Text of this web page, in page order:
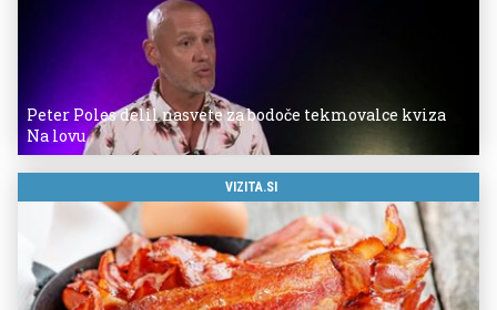
Peter Poles delil nasvete za bodoče tekmovalce kviza
Na lovu
VIZITA.SI